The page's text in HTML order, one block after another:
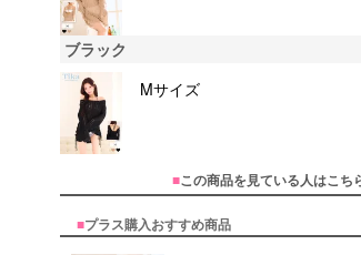
ブラック
Mサイズ
■この商品を見ている人はこち
■プラス購入おすすめ商品